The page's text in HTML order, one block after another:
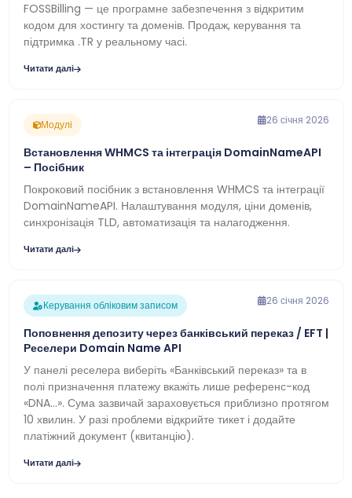
FOSSBilling — це програмне забезпечення з відкритим
кодом для хостингу та доменів. Продаж, керування та
підтримка .TR у реальному часі.
Читати далі
Модулі 26 січня 2026
Встановлення WHMCS та інтеграція DomainNameAPI
– Посібник
Покроковий посібник з встановлення WHMCS та інтеграції
DomainNameAPI. Налаштування модуля, ціни доменів,
синхронізація TLD, автоматизація та налагодження.
Читати далі
Керування обліковим записом 26 січня 2026
Поповнення депозиту через банківський переказ / EFT |
Реселери Domain Name API
У панелі реселера виберіть «Банківський переказ» та в
полі призначення платежу вкажіть лише референс-код
«DNA…». Сума зазвичай зараховується приблизно протягом
10 хвилин. У разі проблеми відкрийте тикет і додайте
платіжний документ (квитанцію).
Читати далі